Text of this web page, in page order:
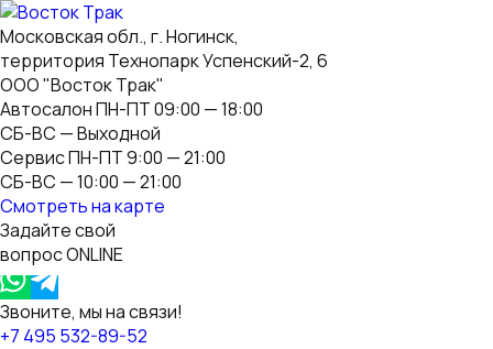
Московская обл., г. Ногинск,
территория Технопарк Успенский-2, 6
ООО "Восток Трак"
Автосалон ПН-ПТ 09:00 — 18:00
СБ-ВС — Выходной
Сервис ПН-ПТ 9:00 — 21:00
СБ-ВС — 10:00 — 21:00
Смотреть на карте
Задайте свой
вопрос ONLINE
Звоните, мы на связи!
+7 495 532-89-52